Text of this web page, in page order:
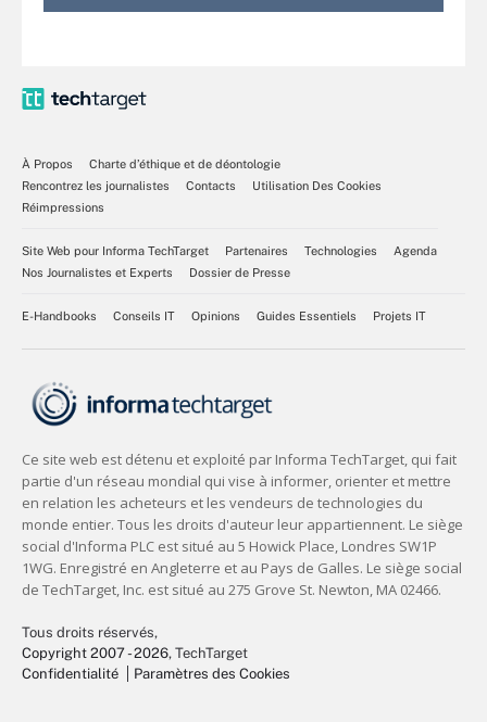
À Propos
Charte d’éthique et de déontologie
Rencontrez les journalistes
Contacts
Utilisation Des Cookies
Réimpressions
Site Web pour Informa TechTarget Partenaires Technologies
Agenda
Nos Journalistes et Experts
Dossier de Presse
E-Handbooks Conseils IT Opinions Guides Essentiels Projets IT
Tous droits réservés,
Copyright 2007 - 2026, TechTarget
Confidentialité
Paramètres des Cookies